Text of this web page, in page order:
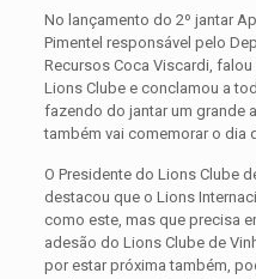
No lançamento do 2º jantar
Pimentel responsável pelo
Recursos Coca Viscardi,
Lions Clube e conclamou a
fazendo do jantar um grande
também vai comemorar o dia
O Presidente do Lions Clube
destacou que o Lions
como este, mas que precisa
adesão do Lions Clube de
por estar próxima também,